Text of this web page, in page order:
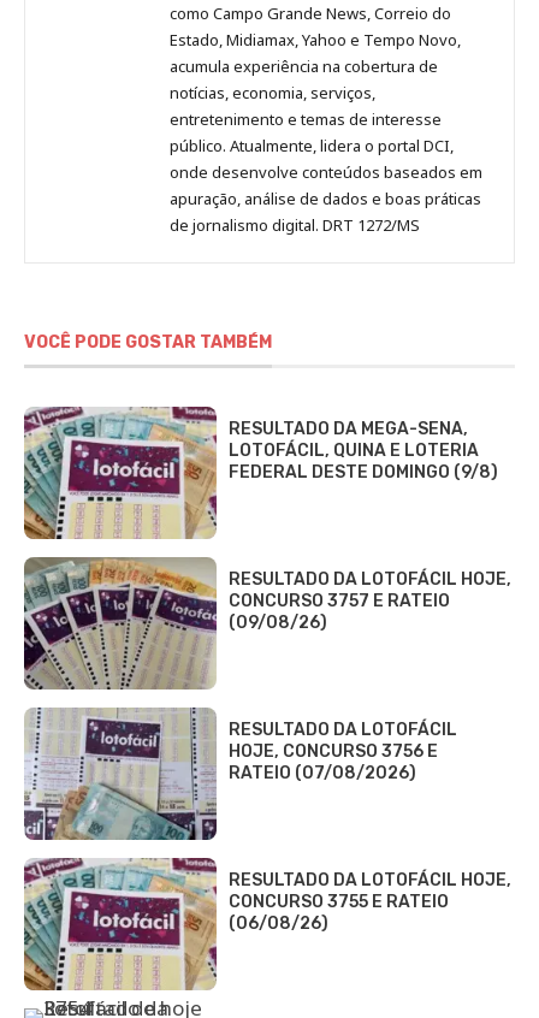
como Campo Grande News, Correio do
Estado, Midiamax, Yahoo e Tempo Novo,
acumula experiência na cobertura de
notícias, economia, serviços,
entretenimento e temas de interesse
público. Atualmente, lidera o portal DCI,
onde desenvolve conteúdos baseados em
apuração, análise de dados e boas práticas
de jornalismo digital. DRT 1272/MS
VOCÊ PODE GOSTAR TAMBÉM
RESULTADO DA MEGA-SENA,
LOTOFÁCIL, QUINA E LOTERIA
FEDERAL DESTE DOMINGO (9/8)
RESULTADO DA LOTOFÁCIL HOJE,
CONCURSO 3757 E RATEIO
(09/08/26)
RESULTADO DA LOTOFÁCIL
HOJE, CONCURSO 3756 E
RATEIO (07/08/2026)
RESULTADO DA LOTOFÁCIL HOJE,
CONCURSO 3755 E RATEIO
(06/08/26)